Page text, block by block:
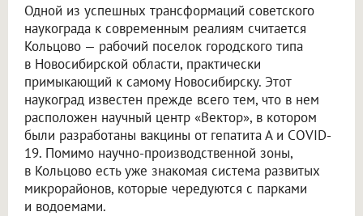
Одной из успешных трансформаций советского
наукограда к современным реалиям считается
Кольцово — рабочий поселок городского типа
в Новосибирской области, практически
примыкающий к самому Новосибирску. Этот
наукоград известен прежде всего тем, что в нем
расположен научный центр «Вектор», в котором
были разработаны вакцины от гепатита А и COVID-
19. Помимо научно-производственной зоны,
в Кольцово есть уже знакомая система развитых
микрорайонов, которые чередуются с парками
и водоемами.